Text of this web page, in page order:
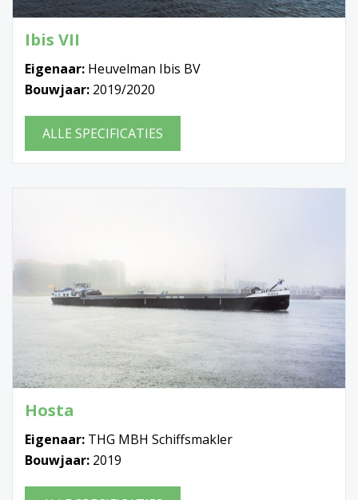
Ibis VII
Eigenaar: Heuvelman Ibis BV
Bouwjaar: 2019/2020
ALLE SPECIFICATIES
Hosta
Eigenaar: THG MBH Schiffsmakler
Bouwjaar: 2019